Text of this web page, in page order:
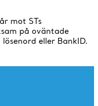
mot STs
på oväntade
eller BankID.